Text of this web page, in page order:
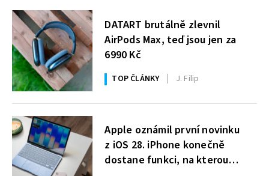
DATART brutálně zlevnil
AirPods Max, teď jsou jen za
6990 Kč
TOP ČLÁNKY J. Filip
Apple oznámil první novinku
z iOS 28. iPhone konečně
dostane funkci, na kterou